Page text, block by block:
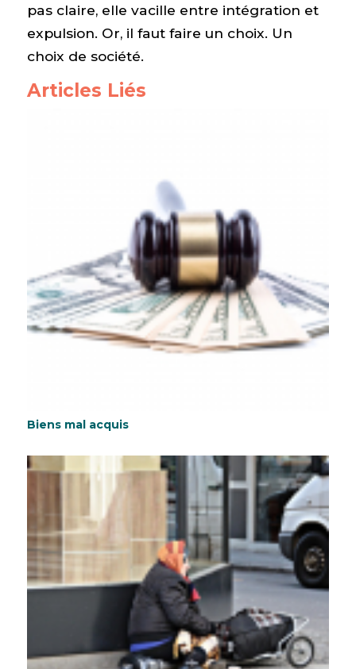
pas claire, elle vacille entre intégration et
expulsion. Or, il faut faire un choix. Un
choix de société.
Articles Liés
Biens mal acquis